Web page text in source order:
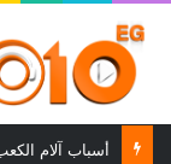
أسباب آلام